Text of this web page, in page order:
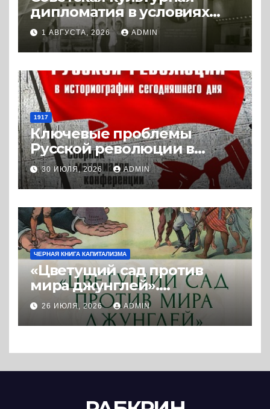
дипломатия в условиях
Холодной войны. 1945-1989.
(2018) * Книга
1 АВГУСТА, 2026 ADMIN
1917
Ключевые проблемы
Русской революции в
историографии
сегодняшнего дня (2024) *
Книга
30 ИЮЛЯ, 2026 ADMIN
ЧЕРНАЯ КНИГА КАПИТАЛИЗМА
«Цветущий сад против
мира джунглей».
Колониальная и
постколониальная
политика западных
26 ИЮЛЯ, 2026 ADMIN